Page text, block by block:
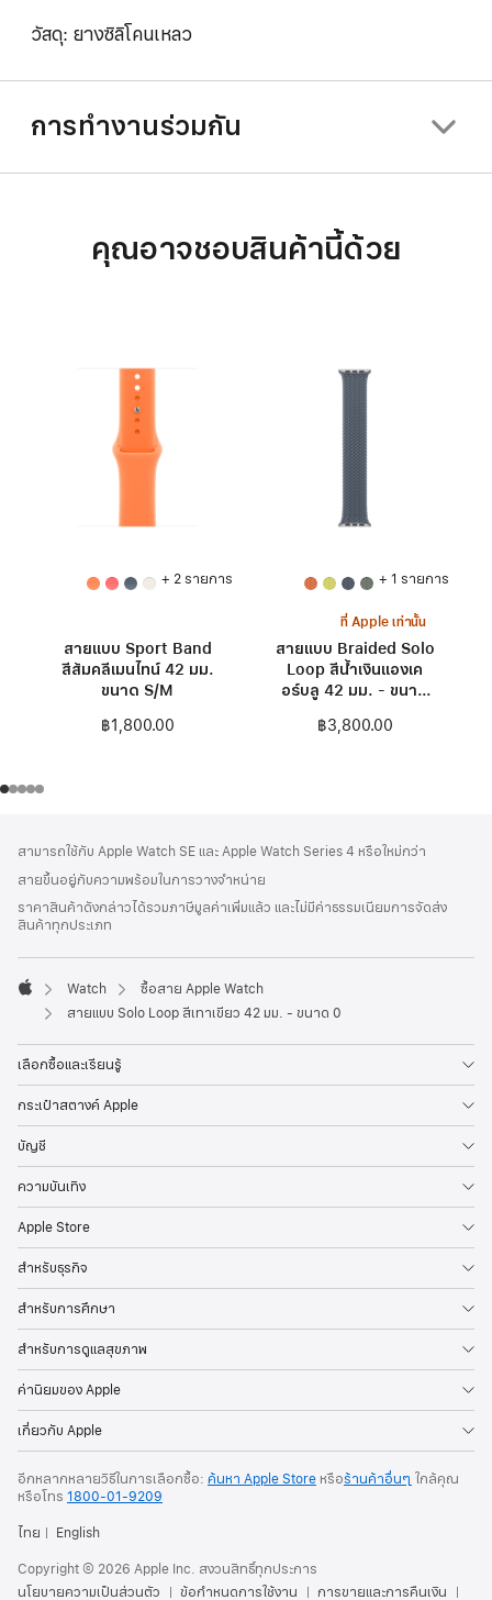
วัสดุ: ยางซิลิโคนเหลว
การทำงานร่วมกัน
คุณอาจชอบสินค้านี้ด้วย
+ 2 รายการ
สายแบบ Sport Band
สีส้มคลีเมนไทน์ 42 มม.
ขนาด S/M
฿1,800.00
+ 1 รายการ
ที่ Apple เท่านั้น
สายแบบ Braided Solo
Loop สีน้ำเงินแองเค
อร์บลู 42 มม. - ขนาด
฿3,800.00
ท้าย
กระดาษ
เชิงอรรถ
สามารถใช้กับ Apple Watch SE และ Apple Watch Series 4 หรือใหม่กว่า
สายขึ้นอยู่กับความพร้อมในการวางจำหน่าย
ราคาสินค้าดังกล่าวได้รวมภาษีมูลค่าเพิ่มแล้ว และไม่มีค่าธรรมเนียมการจัดส่ง
สินค้าทุกประเภท
Apple
Watch
ซื้อสาย Apple Watch
สายแบบ Solo Loop สีเทาเขียว 42 มม. - ขนาด 0
เลือกซื้อและเรียนรู้
กระเป๋าสตางค์ Apple
บัญชี
ความบันเทิง
Apple Store
สำหรับธุรกิจ
สำหรับการศึกษา
สำหรับการดูแลสุขภาพ
ค่านิยมของ Apple
เกี่ยวกับ Apple
อีกหลากหลายวิธีในการเลือกซื้อ: ค้นหา Apple Store หรือร้านค้าอื่นๆ ใกล้คุณ
หรือโทร 1800-01-9209
ไทย
English
Copyright © 2026 Apple Inc. สงวนสิทธิ์ทุกประการ
นโยบายความเป็นส่วนตัว
ข้อกำหนดการใช้งาน การขายและการคืนเงิน